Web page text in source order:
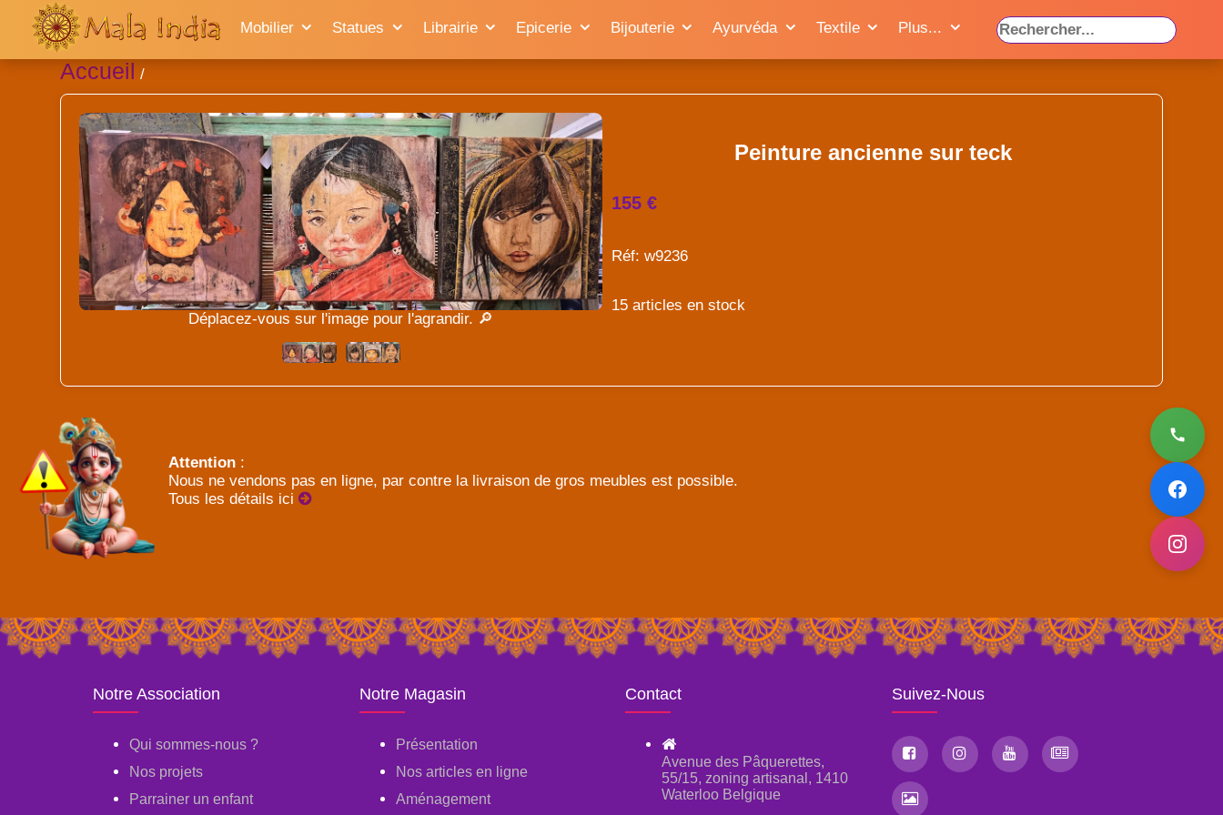
Mobilier Statues Librairie Epicerie Bijouterie Ayurvéda Textile Plus...
Accueil /
Déplacez-vous sur l'image pour l'agrandir. 🔎
Peinture ancienne sur teck
155 €
Réf: w9236
15 articles en stock
Attention :
Nous ne vendons pas en ligne, par contre la livraison de gros meubles est possible.
Tous les détails ici
Notre Association
Qui sommes-nous ?
Nos projets
Parrainer un enfant
Notre Magasin
Présentation
Nos articles en ligne
Aménagement
Contact
Avenue des Pâquerettes,
55/15, zoning artisanal, 1410
Waterloo Belgique
Suivez-Nous